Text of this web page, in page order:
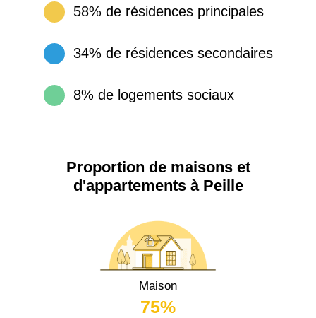
58% de résidences principales
34% de résidences secondaires
8% de logements sociaux
Proportion de maisons et
d'appartements à Peille
Maison
75%